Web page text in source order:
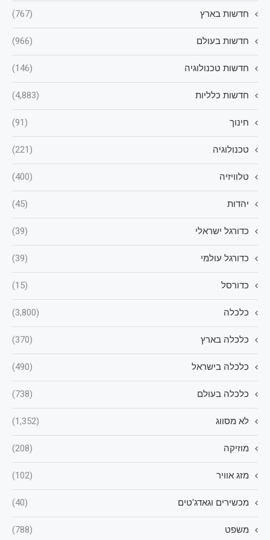
חדשות בארץ (767)
חדשות בעולם (966)
חדשות טכנולוגיה (146)
חדשות כלליות (4,883)
חינוך (91)
טכנולוגיה (221)
טלוויזיה (400)
יהדות (45)
כדורגל ישראלי (39)
כדורגל עולמי (39)
כדורסל (15)
כלכלה (3,800)
כלכלה בארץ (370)
כלכלה בישראל (490)
כלכלה בעולם (738)
לא מסווג (1,352)
מוזיקה (208)
מזג אוויר (102)
מכשירים וגאדג'טים (40)
משפט (788)